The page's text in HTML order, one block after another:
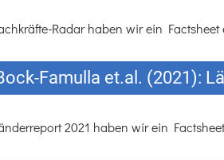
Radar haben wir ein Factsheet
Famulla et.al. (2021):
2021 haben wir ein